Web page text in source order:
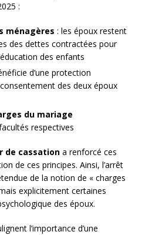
:
ménagères : les époux restent
des dettes contractées pour
des enfants
d’une protection
des deux époux
du mariage
respectives
de cassation a renforcé ces
de ces principes. Ainsi, l’arrêt
de la notion de « charges
explicitement certaines
des époux.
l’importance d’une